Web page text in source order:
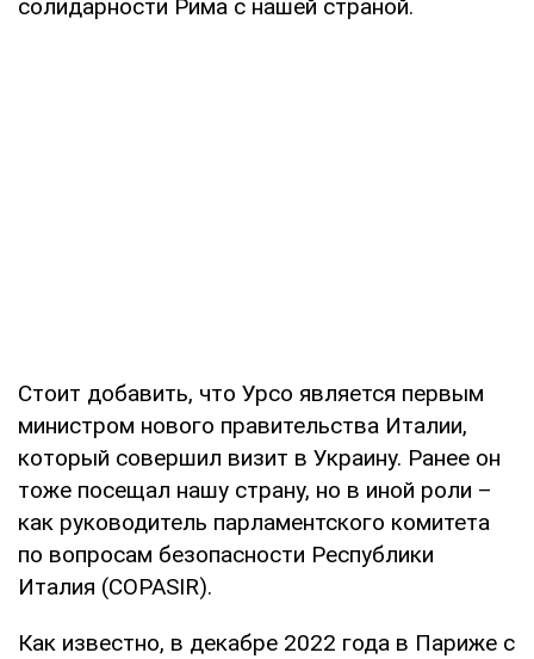
солидарности Рима с нашей страной.
Стоит добавить, что Урсо является первым
министром нового правительства Италии,
который совершил визит в Украину. Ранее он
тоже посещал нашу страну, но в иной роли –
как руководитель парламентского комитета
по вопросам безопасности Республики
Италия (COPASIR).
Как известно, в декабре 2022 года в Париже с